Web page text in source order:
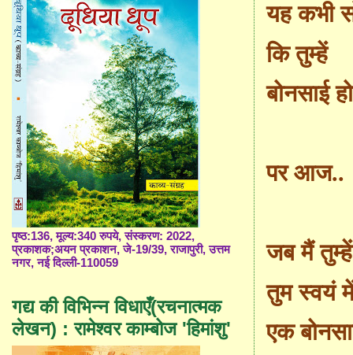
यह कभी
कि तुम्हें
बोनसाई
पर आज..
जब मैं
तुम स्वयं
एक
पृष्ठ:136, मूल्य:340 रुपये, संस्करण: 2022,
प्रकाशक;अयन प्रकाशन, जे-19/39, राजापुरी, उत्तम
नगर, नई दिल्ली-110059
गद्य की विभिन्न विधाएँ(रचनात्मक
लेखन) : रामेश्वर काम्बोज 'हिमांशु'